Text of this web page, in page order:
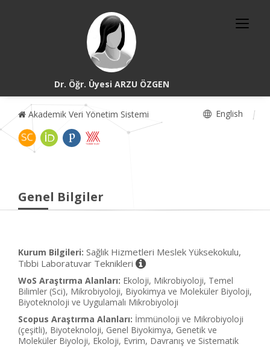
Dr. Öğr. Üyesi ARZU ÖZGEN
Akademik Veri Yönetim Sistemi English
Genel Bilgiler
Kurum Bilgileri: Sağlık Hizmetleri Meslek Yüksekokulu,
Tıbbi Laboratuvar Teknikleri
WoS Araştırma Alanları: Ekoloji, Mikrobiyoloji, Temel
Bilimler (Sci), Mikrobiyoloji, Biyokimya ve Moleküler Biyoloji,
Biyoteknoloji ve Uygulamalı Mikrobiyoloji
Scopus Araştırma Alanları: İmmünoloji ve Mikrobiyoloji
(çeşitli), Biyoteknoloji, Genel Biyokimya, Genetik ve
Moleküler Biyoloji, Ekoloji, Evrim, Davranış ve Sistematik